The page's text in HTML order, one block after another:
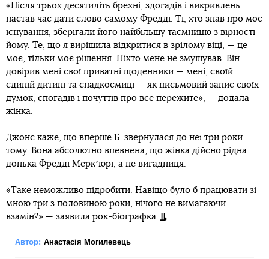
«Після трьох десятиліть брехні, здогадів і викривлень
настав час дати слово самому Фредді. Ті, хто знав про моє
існування, зберігали його найбільшу таємницю з вірності
йому. Те, що я вирішила відкритися в зрілому віці, — це
моє, тільки моє рішення. Ніхто мене не змушував. Він
довірив мені свої приватні щоденники — мені, своїй
єдиній дитині та спадкоємиці — як письмовий запис своїх
думок, спогадів і почуттів про все пережите», — додала
жінка.
Джонс каже, що вперше Б. звернулася до неї три роки
тому. Вона абсолютно впевнена, що жінка дійсно рідна
донька Фредді Меркʼюрі, а не вигадниця.
«Таке неможливо підробити. Навіщо було б працювати зі
мною три з половиною роки, нічого не вимагаючи
взамін?» — заявила рок-біографка.
Автор: Анастасія Могилевець